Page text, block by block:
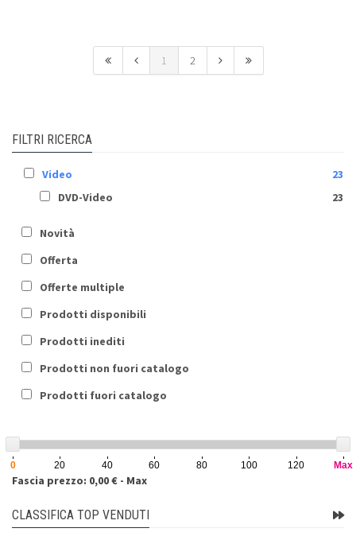
1 2
FILTRI RICERCA
Video
23
DVD-Video
23
Novità
Offerta
Offerte multiple
Prodotti disponibili
Prodotti inediti
Prodotti non fuori catalogo
Prodotti fuori catalogo
0 20 40 60 80 100 120 Max
Fascia prezzo: 0,00 € - Max
CLASSIFICA TOP VENDUTI